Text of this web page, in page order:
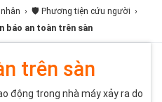
› 🛡️ Phương tiện cứu người ›
báo an toàn trên sàn
trên sàn
động trong nhà máy xảy ra do